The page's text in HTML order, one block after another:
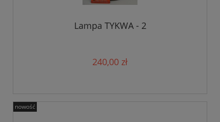
Lampa TYKWA - 2
240,00 zł
nowość